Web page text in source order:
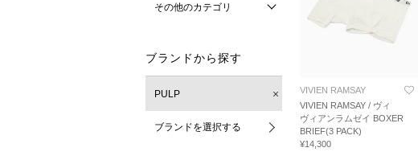
その他のカテゴリ
ブランドから探す
PULP
ブランドを選択する
VIVIEN RAMSAY
VIVIEN RAMSAY / ヴィ
ヴィアンラムゼイ BOXER
BRIEF(3 PACK)
¥14,300